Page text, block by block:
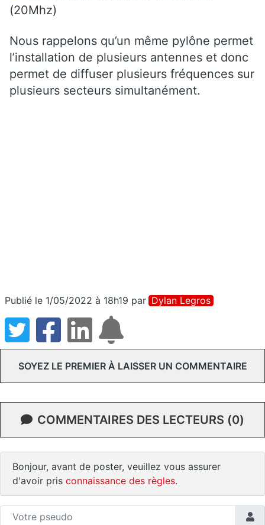
(20Mhz)
Nous rappelons qu’un même pylône permet
l’installation de plusieurs antennes et donc
permet de diffuser plusieurs fréquences sur
plusieurs secteurs simultanément.
Publié le 1/05/2022 à 18h19 par Dylan Legros
SOYEZ LE PREMIER À LAISSER UN COMMENTAIRE
COMMENTAIRES DES LECTEURS (0)
Bonjour, avant de poster, veuillez vous assurer
d'avoir pris connaissance des règles.